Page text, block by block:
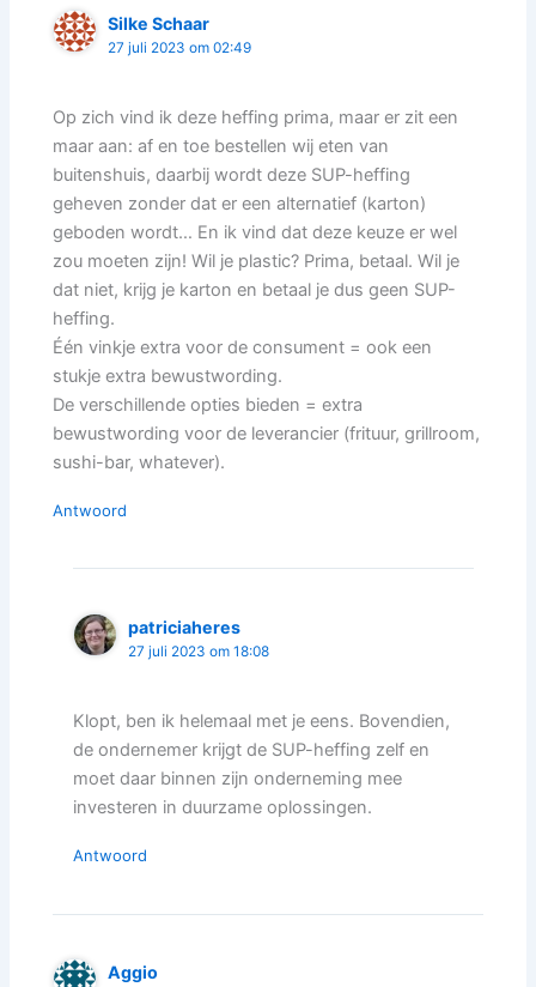
Silke Schaar
27 juli 2023 om 02:49
Op zich vind ik deze heffing prima, maar er zit een
maar aan: af en toe bestellen wij eten van
buitenshuis, daarbij wordt deze SUP-heffing
geheven zonder dat er een alternatief (karton)
geboden wordt… En ik vind dat deze keuze er wel
zou moeten zijn! Wil je plastic? Prima, betaal. Wil je
dat niet, krijg je karton en betaal je dus geen SUP-
heffing.
Één vinkje extra voor de consument = ook een
stukje extra bewustwording.
De verschillende opties bieden = extra
bewustwording voor de leverancier (frituur, grillroom,
sushi-bar, whatever).
Antwoord
patriciaheres
27 juli 2023 om 18:08
Klopt, ben ik helemaal met je eens. Bovendien,
de ondernemer krijgt de SUP-heffing zelf en
moet daar binnen zijn onderneming mee
investeren in duurzame oplossingen.
Antwoord
Aggio